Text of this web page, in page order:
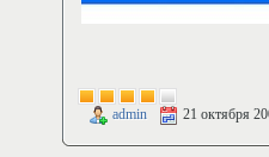
admin 21 октября